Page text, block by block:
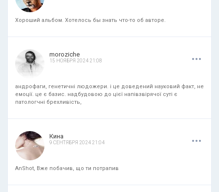
Хороший альбом. Хотелось бы знать что-то об авторе.
moroziche
15 НОЯБРЯ 2024 21:08 ...
андрофаги, генетичні людожери. і це доведений науковий факт, не
емоції. це є базис. надбудовою до цієї напівзвірячої суті є
патологчні брехливість,
Кина
9 СЕНТЯБРЯ 2024 21:04 ...
AnShot, Вже побачив, що ти потрапив